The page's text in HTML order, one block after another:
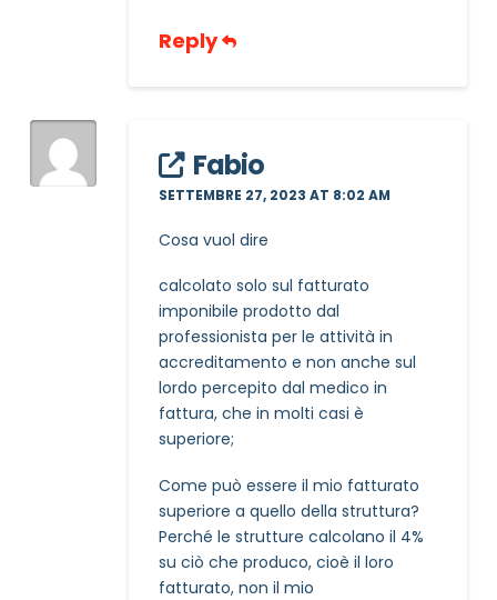
Reply
Fabio
SETTEMBRE 27, 2023 AT 8:02 AM
Cosa vuol dire
calcolato solo sul fatturato
imponibile prodotto dal
professionista per le attività in
accreditamento e non anche sul
lordo percepito dal medico in
fattura, che in molti casi è
superiore;
Come può essere il mio fatturato
superiore a quello della struttura?
Perché le strutture calcolano il 4%
su ciò che produco, cioè il loro
fatturato, non il mio